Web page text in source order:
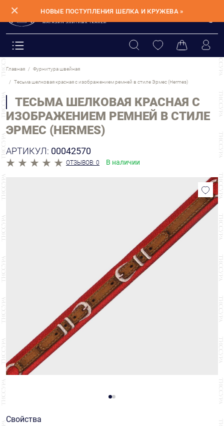
✕ НОВЫЕ ПОСТУПЛЕНИЯ ШЕЛКА И КРУЖЕВА »
Главная Фурнитура швейная
Тесьма шелковая красная с изображением ремней в стиле Эрмес (Hermes)
ТЕСЬМА ШЕЛКОВАЯ КРАСНАЯ С
ИЗОБРАЖЕНИЕМ РЕМНЕЙ В СТИЛЕ
ЭРМЕС (HERMES)
АРТИКУЛ: 00042570
ОТЗЫВОВ: 0 В наличии
Свойства